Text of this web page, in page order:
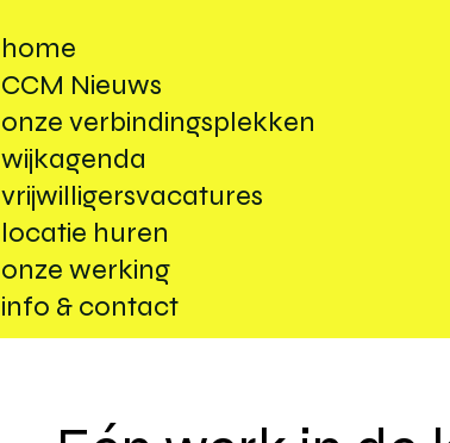
home
CCM Nieuws
onze verbindingsplekken
wijkagenda
vrijwilligersvacatures
locatie huren
onze werking
info & contact